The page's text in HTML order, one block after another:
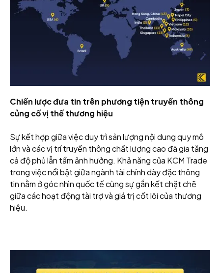
Chiến lược đưa tin trên phương tiện truyền thông
củng cố vị thế thương hiệu
Sự kết hợp giữa việc duy trì sản lượng nội dung quy mô
lớn và các vị trí truyền thông chất lượng cao đã gia tăng
cả độ phủ lẫn tầm ảnh hưởng. Khả năng của KCM Trade
trong việc nổi bật giữa ngành tài chính dày đặc thông
tin nằm ở góc nhìn quốc tế cùng sự gắn kết chặt chẽ
giữa các hoạt động tài trợ và giá trị cốt lõi của thương
hiệu.